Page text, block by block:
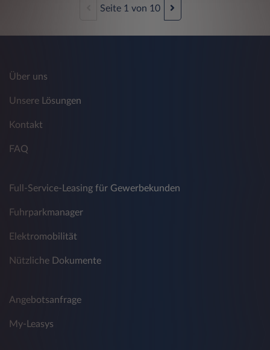
Seite 1 von 10
Über uns
Unsere Lösungen
Kontakt
FAQ
Full-Service-Leasing für Gewerbekunden
Fuhrparkmanager
Elektromobilität
Nützliche Dokumente
Angebotsanfrage
My-Leasys